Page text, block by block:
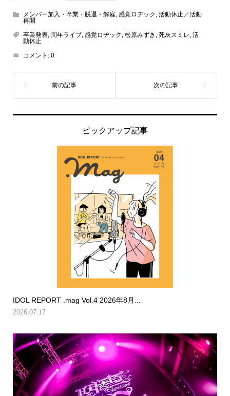
メンバー加入・卒業・脱退・解雇, 感覚ロヂック , 活動休止／活動
再開
卒業発表, 周年ライブ, 感覚ロヂック , 松原みずき , 死灰スミレ, 活
動休止
コメント: 0
ピックアップ記事
IDOL REPORT .mag Vol.4 2026年8月...
2026.07.17